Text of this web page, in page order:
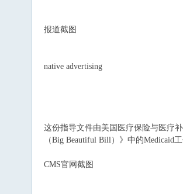
报道截图
native advertising
这份指导文件由美国医疗保险与医疗
（Big Beautiful Bill）》中的Medicaid
CMS官网截图